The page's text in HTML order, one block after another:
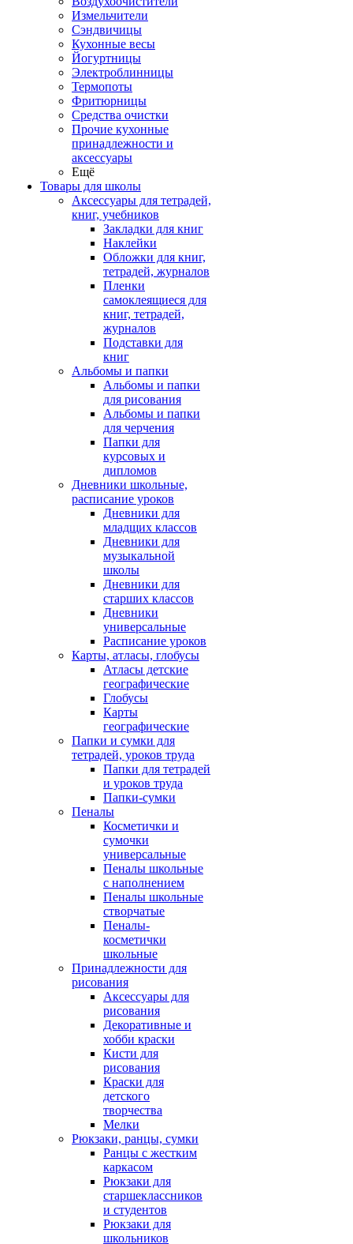
Измельчители
Сэндвичицы
Кухонные весы
Йогуртницы
Электроблинницы
Термопоты
Фритюрницы
Средства очистки
Прочие кухонные
принадлежности и
аксессуары
Ещё
Товары для школы
Аксессуары для тетрадей,
книг, учебников
Закладки для книг
Наклейки
Обложки для книг,
тетрадей, журналов
Пленки
самоклеящиеся для
книг, тетрадей,
журналов
Подставки для
книг
Альбомы и папки
Альбомы и папки
для рисования
Альбомы и папки
для черчения
Папки для
курсовых и
дипломов
Дневники школьные,
расписание уроков
Дневники для
младщих классов
Дневники для
музыкальной
школы
Дневники для
старших классов
Дневники
универсальные
Расписание уроков
Карты, атласы, глобусы
Атласы детские
географические
Глобусы
Карты
географические
Папки и сумки для
тетрадей, уроков труда
Папки для тетрадей
и уроков труда
Папки-сумки
Пеналы
Косметички и
сумочки
универсальные
Пеналы школьные
с наполнением
Пеналы школьные
створчатые
Пеналы-
косметички
школьные
Принадлежности для
рисования
Аксессуары для
рисования
Декоративные и
хобби краски
Кисти для
рисования
Краски для
детского
творчества
Мелки
Рюкзаки, ранцы, сумки
Ранцы с жестким
каркасом
Рюкзаки для
старшеклассников
и студентов
Рюкзаки для
школьников